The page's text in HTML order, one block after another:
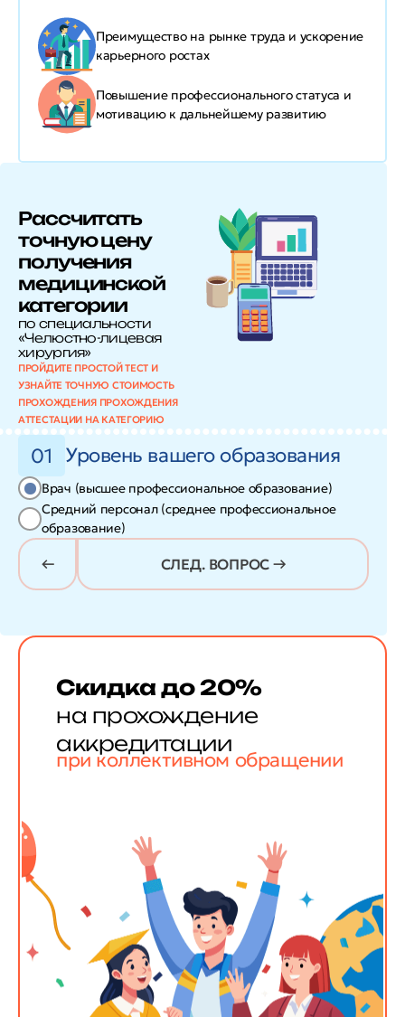
Преимущество на рынке труда и ускорение
карьерного ростах
Повышение профессионального статуса и
мотивацию к дальнейшему развитию
Рассчитать
точную цену
получения
медицинской
категории
по специальности
«Челюстно-лицевая
хирургия»
ПРОЙДИТЕ ПРОСТОЙ ТЕСТ И
УЗНАЙТЕ ТОЧНУЮ СТОИМОСТЬ
ПРОХОЖДЕНИЯ ПРОХОЖДЕНИЯ
АТТЕСТАЦИИ НА КАТЕГОРИЮ
01 Уровень вашего образования
Врач (высшее профессиональное образование)
Средний персонал (среднее профессиональное
образование)
СЛЕД. ВОПРОС →
Скидка до 20%
на прохождение
аккредитации
при коллективном обращении